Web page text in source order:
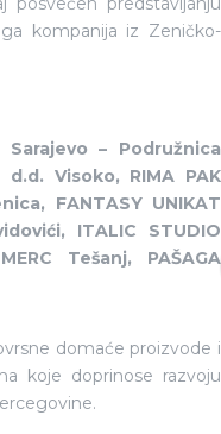
kompanija iz Zeničko-
Sarajevo – Podružnica
d.d. Visoko, RIMA PAK
FANTASY UNIKAT
ITALIC STUDIO
Tešanj, PAŠAGA
domaće proizvode i
koje doprinose razvoju